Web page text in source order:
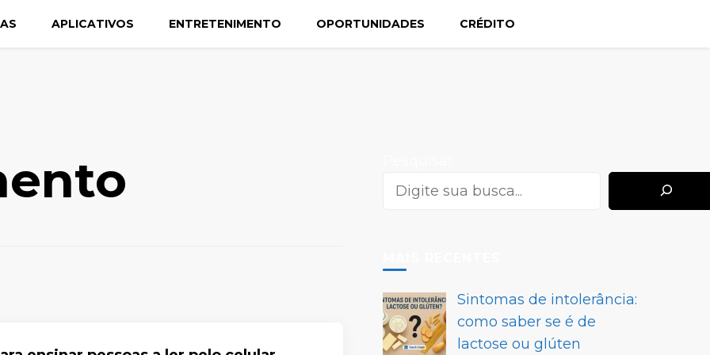
APLICATIVOS ENTRETENIMENTO OPORTUNIDADES CRÉDITO
Sintomas de intolerância:
como saber se é de
lactose ou glúten